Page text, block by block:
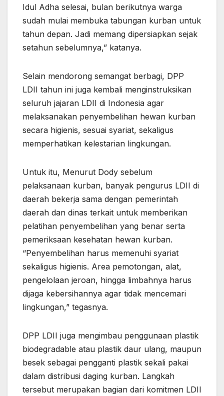
Idul Adha selesai, bulan berikutnya warga
sudah mulai membuka tabungan kurban untuk
tahun depan. Jadi memang dipersiapkan sejak
setahun sebelumnya,” katanya.
Selain mendorong semangat berbagi, DPP
LDII tahun ini juga kembali menginstruksikan
seluruh jajaran LDII di Indonesia agar
melaksanakan penyembelihan hewan kurban
secara higienis, sesuai syariat, sekaligus
memperhatikan kelestarian lingkungan.
Untuk itu, Menurut Dody sebelum
pelaksanaan kurban, banyak pengurus LDII di
daerah bekerja sama dengan pemerintah
daerah dan dinas terkait untuk memberikan
pelatihan penyembelihan yang benar serta
pemeriksaan kesehatan hewan kurban.
“Penyembelihan harus memenuhi syariat
sekaligus higienis. Area pemotongan, alat,
pengelolaan jeroan, hingga limbahnya harus
dijaga kebersihannya agar tidak mencemari
lingkungan,” tegasnya.
DPP LDII juga mengimbau penggunaan plastik
biodegradable atau plastik daur ulang, maupun
besek sebagai pengganti plastik sekali pakai
dalam distribusi daging kurban. Langkah
tersebut merupakan bagian dari komitmen LDII